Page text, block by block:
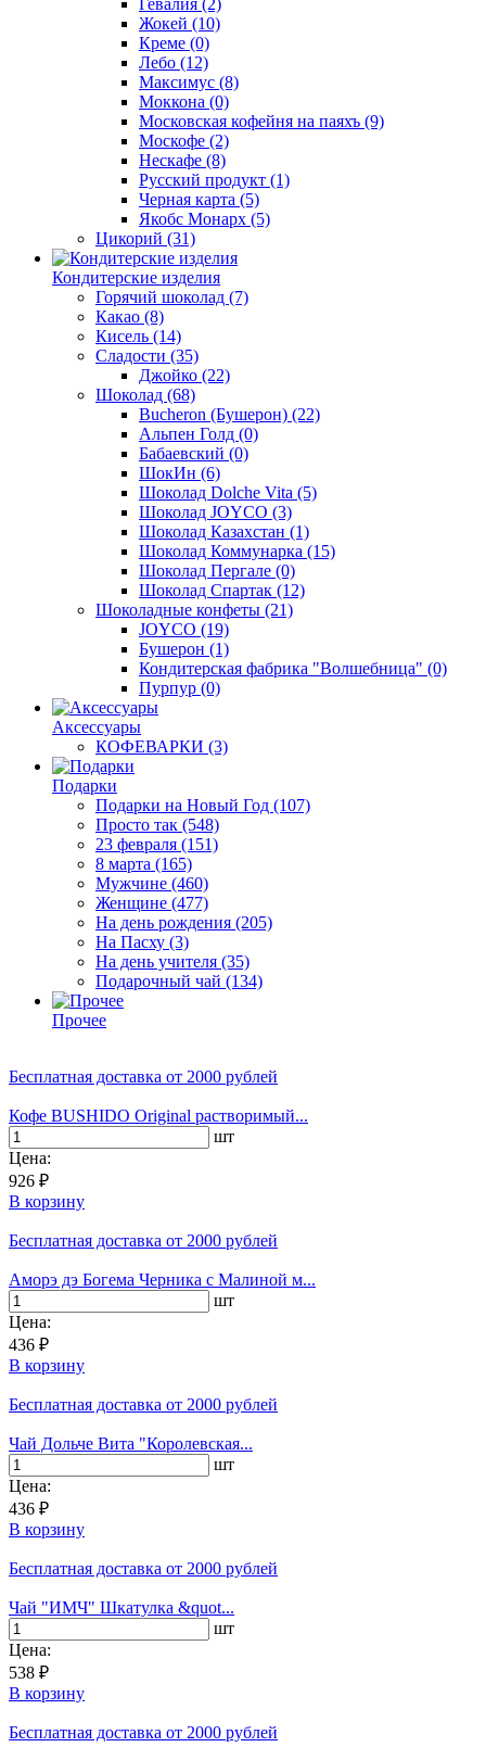
Жокей (10)
Креме (0)
Лебо (12)
Максимус (8)
Моккона (0)
Московская кофейня на паяхъ (9)
Москофе (2)
Нескафе (8)
Русский продукт (1)
Черная карта (5)
Якобс Монарх (5)
Цикорий (31)
Кондитерские изделия
Горячий шоколад (7)
Какао (8)
Кисель (14)
Сладости (35)
Джойко (22)
Шоколад (68)
Bucheron (Бушерон) (22)
Альпен Голд (0)
Бабаевский (0)
ШокИн (6)
Шоколад Dolche Vita (5)
Шоколад JOYCO (3)
Шоколад Казахстан (1)
Шоколад Коммунарка (15)
Шоколад Пергале (0)
Шоколад Спартак (12)
Шоколадные конфеты (21)
JOYCO (19)
Бушерон (1)
Кондитерская фабрика "Волшебница" (0)
Пурпур (0)
Аксессуары
КОФЕВАРКИ (3)
Подарки
Подарки на Новый Год (107)
Просто так (548)
23 февраля (151)
8 марта (165)
Мужчине (460)
Женщине (477)
На день рождения (205)
На Пасху (3)
На день учителя (35)
Подарочный чай (134)
Прочее
Бесплатная доставка от 2000 рублей
Кофе BUSHIDO Original растворимый...
шт
Цена:
926 ₽
В корзину
Бесплатная доставка от 2000 рублей
Аморэ дэ Богема Черника с Малиной м...
шт
Цена:
436 ₽
В корзину
Бесплатная доставка от 2000 рублей
Чай Дольче Вита "Королевская...
шт
Цена:
436 ₽
В корзину
Бесплатная доставка от 2000 рублей
Чай "ИМЧ" Шкатулка &quot...
шт
Цена:
538 ₽
В корзину
Бесплатная доставка от 2000 рублей